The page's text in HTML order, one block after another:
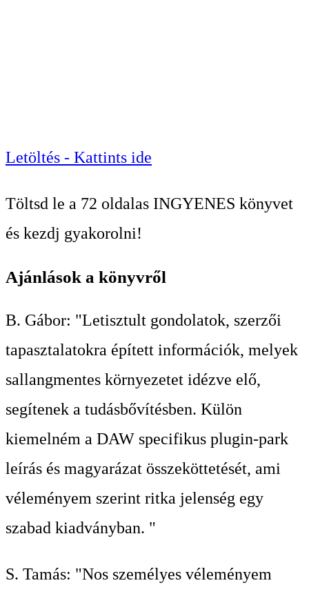
Letöltés - Kattints ide
Töltsd le a 72 oldalas INGYENES könyvet
és kezdj gyakorolni!
Ajánlások a könyvről
B. Gábor: "Letisztult gondolatok, szerzői
tapasztalatokra épített információk, melyek
sallangmentes környezetet idézve elő,
segítenek a tudásbővítésben. Külön
kiemelném a DAW specifikus plugin-park
leírás és magyarázat összeköttetését, ami
véleményem szerint ritka jelenség egy
szabad kiadványban. "
S. Tamás: "Nos személyes véleményem